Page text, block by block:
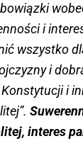
i
wszystko
i
i
interes